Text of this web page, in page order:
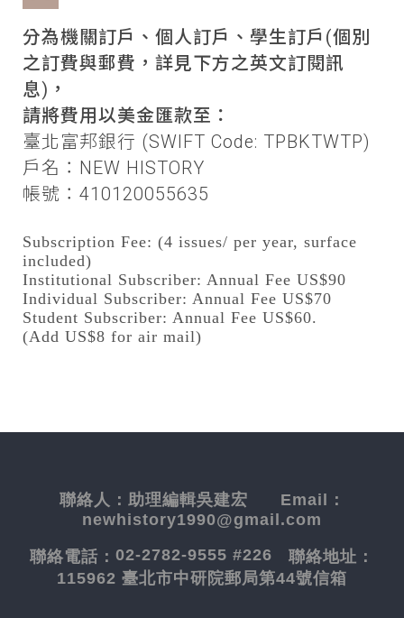
分為機關訂戶、個人訂戶、學生訂戶(個別
之訂費與郵費，詳見下方之英文訂閱訊
息)，
請將費用以美金匯款至：
臺北富邦銀行 (SWIFT Code: TPBKTWTP)
戶名：NEW HISTORY
帳號：410120055635
Subscription Fee: (4 issues/ per year, surface
included)
Institutional Subscriber: Annual Fee US$90
Individual Subscriber: Annual Fee US$70
Student Subscriber: Annual Fee US$60.
(Add US$8 for air mail)
聯絡人： 助理編輯吳建宏 Email：
newhistory1990@gmail.com
聯絡電話： 02-2782-9555 #226 聯絡地址：
115962 臺北市中研院郵局第44號信箱